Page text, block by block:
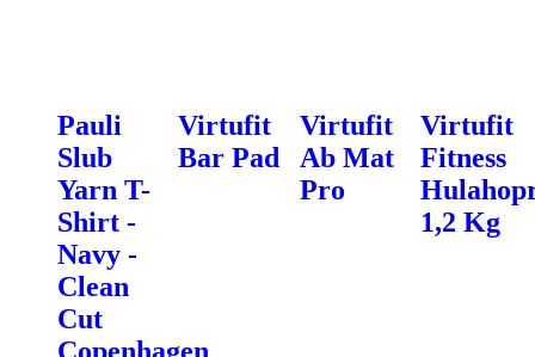
Pauli
Slub
Yarn T-
Shirt -
Navy -
Clean
Cut
Copenhagen
Virtufit
Bar Pad
Virtufit
Ab Mat
Pro
Virtufit
Fitness
1,2 Kg